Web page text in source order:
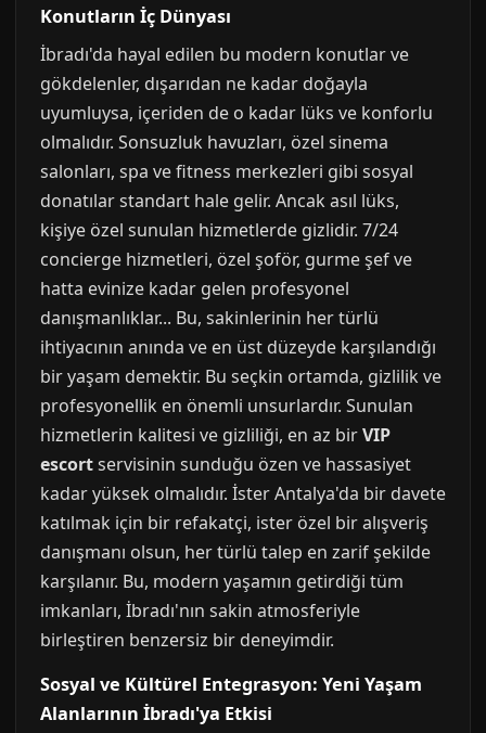
Konutların İç Dünyası
İbradı'da hayal edilen bu modern konutlar ve
gökdelenler, dışarıdan ne kadar doğayla
uyumluysa, içeriden de o kadar lüks ve konforlu
olmalıdır. Sonsuzluk havuzları, özel sinema
salonları, spa ve fitness merkezleri gibi sosyal
donatılar standart hale gelir. Ancak asıl lüks,
kişiye özel sunulan hizmetlerde gizlidir. 7/24
concierge hizmetleri, özel şoför, gurme şef ve
hatta evinize kadar gelen profesyonel
danışmanlıklar... Bu, sakinlerinin her türlü
ihtiyacının anında ve en üst düzeyde karşılandığı
bir yaşam demektir. Bu seçkin ortamda, gizlilik ve
profesyonellik en önemli unsurlardır. Sunulan
hizmetlerin kalitesi ve gizliliği, en az birVIP
escortservisinin sunduğu özen ve hassasiyet
kadar yüksek olmalıdır. İster Antalya'da bir davete
katılmak için bir refakatçi, ister özel bir alışveriş
danışmanı olsun, her türlü talep en zarif şekilde
karşılanır. Bu, modern yaşamın getirdiği tüm
imkanları, İbradı'nın sakin atmosferiyle
birleştiren benzersiz bir deneyimdir.
Sosyal ve Kültürel Entegrasyon: Yeni Yaşam
Alanlarının İbradı'ya Etkisi